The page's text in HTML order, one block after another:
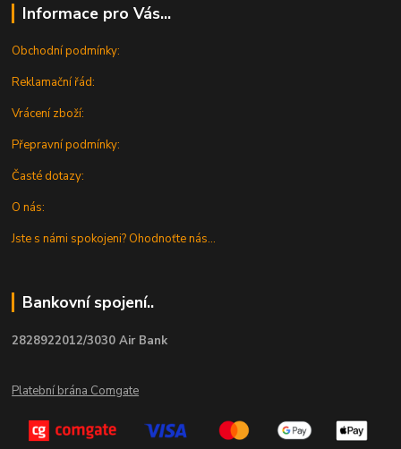
Informace pro Vás...
Obchodní podmínky:
Reklamační řád:
Vrácení zboží:
Přepravní podmínky:
Časté dotazy:
O nás:
Jste s námi spokojeni? Ohodnoťte nás...
Bankovní spojení..
2828922012/3030 Air Bank
Platební brána Comgate